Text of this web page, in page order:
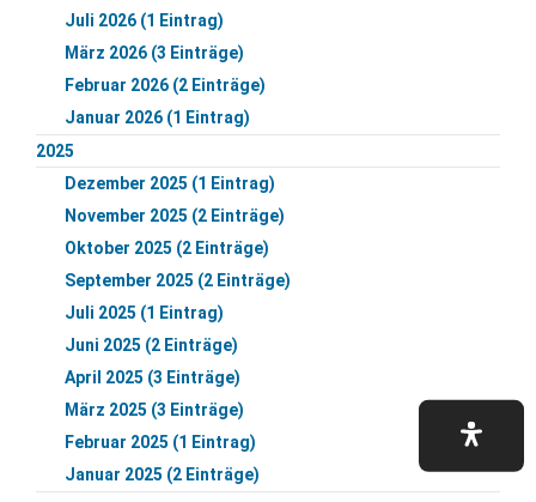
Juli 2026 (1 Eintrag)
März 2026 (3 Einträge)
Februar 2026 (2 Einträge)
Januar 2026 (1 Eintrag)
2025
Dezember 2025 (1 Eintrag)
November 2025 (2 Einträge)
Oktober 2025 (2 Einträge)
September 2025 (2 Einträge)
Juli 2025 (1 Eintrag)
Juni 2025 (2 Einträge)
April 2025 (3 Einträge)
März 2025 (3 Einträge)
Februar 2025 (1 Eintrag)
Januar 2025 (2 Einträge)